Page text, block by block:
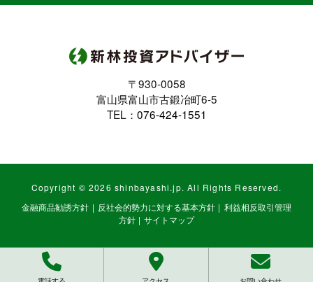
〒930-0058
富山県富山市古鍛冶町6-5
TEL： 076-424-1551
Copyright ©2026 shinbayashi.jp. All Rights Reserved.
金融商品勧誘方針 | 反社会的勢力に対する基本方針 | 利益相反取引管理
方針|サイトマップ